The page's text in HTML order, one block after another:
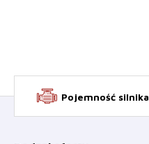
Pojemność silnika